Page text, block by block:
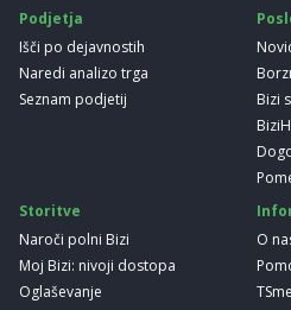
Podjetja
Išči po dejavnostih
Naredi analizo trga
Seznam podjetij
Bizi
Storitve
Naroči polni Bizi
Moj Bizi: nivoji dostopa
Oglaševanje
O